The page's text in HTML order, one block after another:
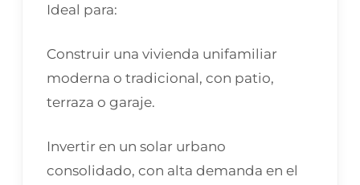
Ideal para:
Construir una vivienda unifamiliar
moderna o tradicional, con patio,
terraza o garaje.
Invertir en un solar urbano
consolidado, con alta demanda en el